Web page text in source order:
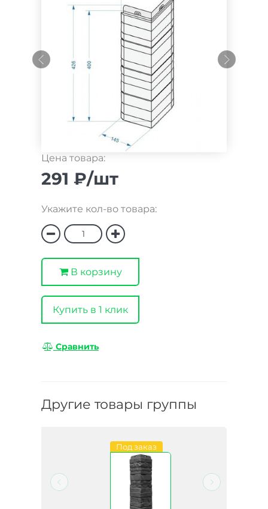
Цена товара:
291 ₽/шт
Укажите кол-во товара:
В корзину
Купить в 1 клик
Сравнить
Другие товары группы
Под заказ